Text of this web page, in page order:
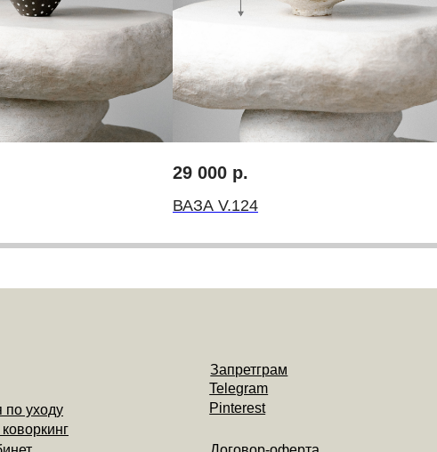
29 000 р.
ВАЗА V.124
Telegram
Запретграм
Политика конциденциальности